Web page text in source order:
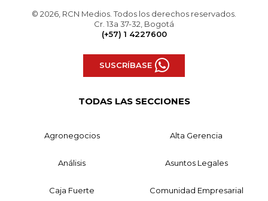
© 2026, RCN Medios. Todos los derechos reservados.
Cr. 13a 37-32, Bogotá
(+57) 1 4227600
SUSCRÍBASE
TODAS LAS SECCIONES
Agronegocios Alta Gerencia
Análisis Asuntos Legales
Caja Fuerte Comunidad Empresarial